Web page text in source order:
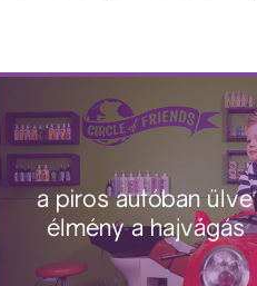
a piros autóban ülve
élmény a hajvágás